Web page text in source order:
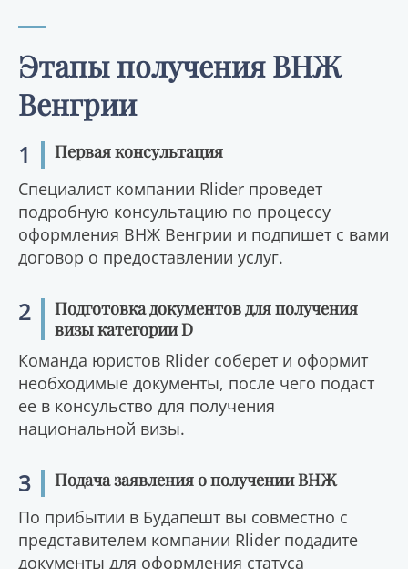
Этапы получения ВНЖ
Венгрии
1
Первая консультация
Специалист компании Rlider проведет
подробную консультацию по процессу
оформления ВНЖ Венгрии и подпишет с вами
договор о предоставлении услуг.
2
Подготовка документов для получения
визы категории D
Команда юристов Rlider соберет и оформит
необходимые документы, после чего подаст
ее в консульство для получения
национальной визы.
3
Подача заявления о получении ВНЖ
По прибытии в Будапешт вы совместно с
представителем компании Rlider подадите
документы для оформления статуса